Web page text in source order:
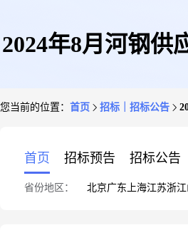
2024年8月河钢供
您当前的位置： 首页 招标｜招标公告
首页 招标预告 招标公告
省份地区： 北京广东 上海江苏浙江